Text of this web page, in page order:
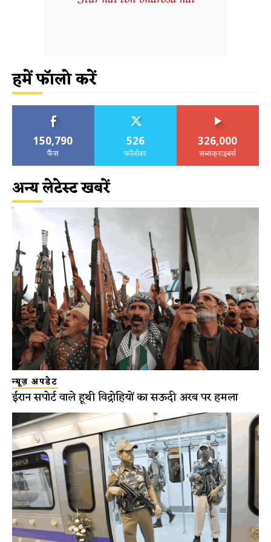
हमें फॉलो करें
150,790
फैंस
526
फॉलोवर
326,000
सब्सक्राइबर्स
अन्य लेटेस्ट खबरें
न्यूज़ अपडेट
ईरान सपोर्ट वाले हूथी विद्रोहियों का सऊदी अरब पर हमला